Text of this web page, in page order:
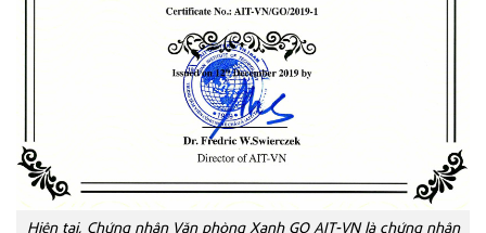
Hiện tại, Chứng nhận Văn phòng Xanh GO AIT-VN là chứng nhận